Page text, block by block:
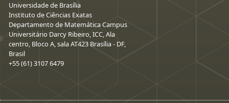
Universidade de Brasília
Instituto de Ciências Exatas
Departamento de Matemática Campus
Universitário Darcy Ribeiro, ICC, Ala
centro, Bloco A, sala AT423 Brasília - DF,
Brasil
+55 (61) 3107 6479